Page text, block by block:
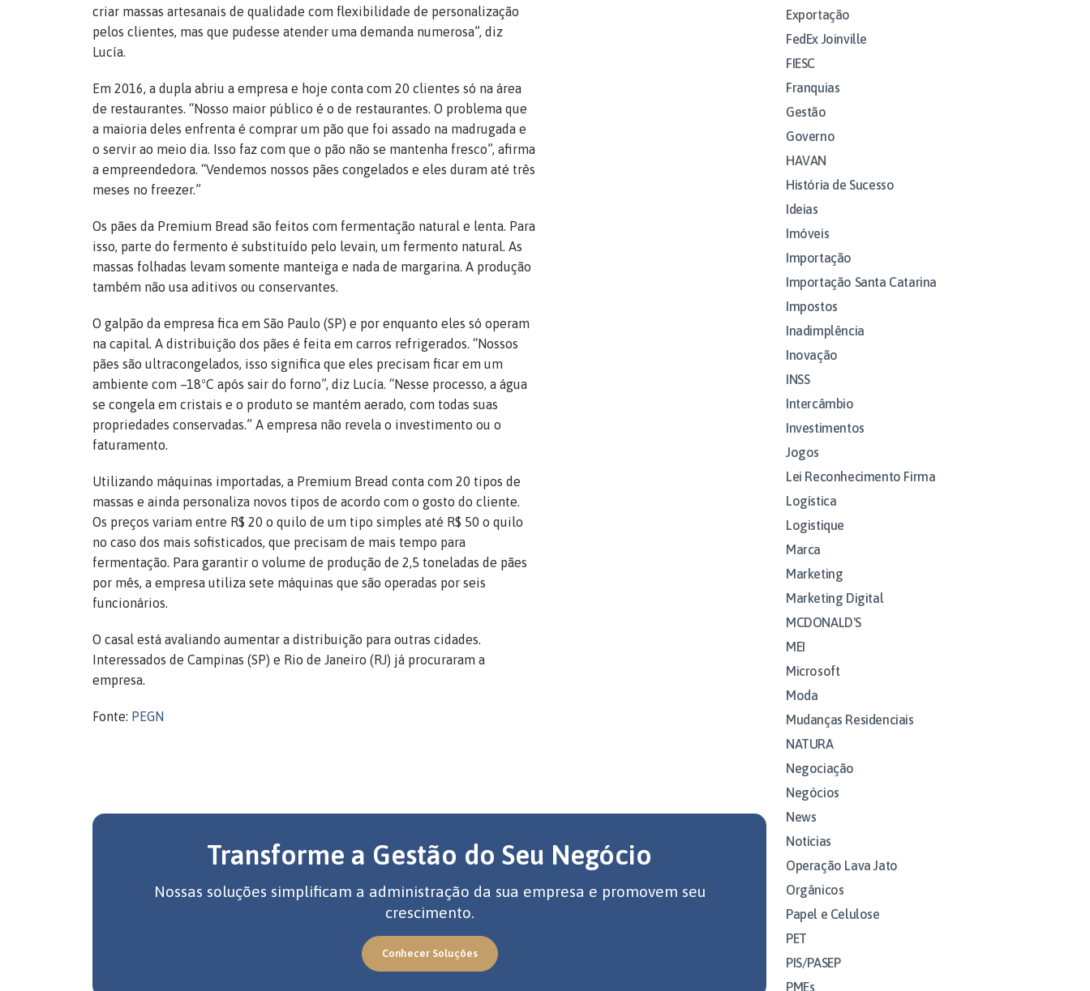
criar massas artesanais de qualidade com flexibilidade de personalização
pelos clientes, mas que pudesse atender uma demanda numerosa”, diz
Lucía.
Em 2016, a dupla abriu a empresa e hoje conta com 20 clientes só na área
de restaurantes. “Nosso maior público é o de restaurantes. O problema que
a maioria deles enfrenta é comprar um pão que foi assado na madrugada e
o servir ao meio dia. Isso faz com que o pão não se mantenha fresco”, afirma
a empreendedora. “Vendemos nossos pães congelados e eles duram até três
meses no freezer.”
Os pães da Premium Bread são feitos com fermentação natural e lenta. Para
isso, parte do fermento é substituído pelo levain, um fermento natural. As
massas folhadas levam somente manteiga e nada de margarina. A produção
também não usa aditivos ou conservantes.
O galpão da empresa fica em São Paulo (SP) e por enquanto eles só operam
na capital. A distribuição dos pães é feita em carros refrigerados. “Nossos
pães são ultracongelados, isso significa que eles precisam ficar em um
ambiente com –18ºC após sair do forno”, diz Lucía. “Nesse processo, a água
se congela em cristais e o produto se mantém aerado, com todas suas
propriedades conservadas.” A empresa não revela o investimento ou o
faturamento.
Utilizando máquinas importadas, a Premium Bread conta com 20 tipos de
massas e ainda personaliza novos tipos de acordo com o gosto do cliente.
Os preços variam entre R$ 20 o quilo de um tipo simples até R$ 50 o quilo
no caso dos mais sofisticados, que precisam de mais tempo para
fermentação. Para garantir o volume de produção de 2,5 toneladas de pães
por mês, a empresa utiliza sete máquinas que são operadas por seis
funcionários.
O casal está avaliando aumentar a distribuição para outras cidades.
Interessados de Campinas (SP) e Rio de Janeiro (RJ) já procuraram a
empresa.
Fonte: PEGN
Transforme a Gestão do Seu Negócio
Nossas soluções simplificam a administração da sua empresa e promovem seu
crescimento.
Conhecer Soluções
Exportação
FedEx Joinville
FIESC
Franquias
Gestão
Governo
HAVAN
História de Sucesso
Ideias
Imóveis
Importação
Importação Santa Catarina
Impostos
Inadimplência
Inovação
INSS
Intercâmbio
Investimentos
Jogos
Lei Reconhecimento Firma
Logística
Logistique
Marca
Marketing
Marketing Digital
MCDONALD'S
MEI
Microsoft
Moda
Mudanças Residenciais
NATURA
Negociação
Negócios
News
Notícias
Operação Lava Jato
Orgânicos
Papel e Celulose
PET
PIS/PASEP
PMEs